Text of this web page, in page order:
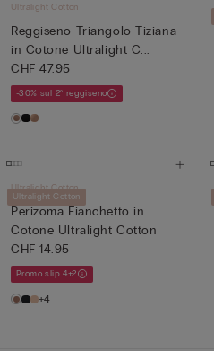
Ultralight Cotton
Reggiseno Triangolo Tiziana
in Cotone Ultralight C...
CHF 47.95
-30% sul 2° reggiseno
Ultralight Cotton
Ultralight Cotton
Perizoma Fianchetto in
Cotone Ultralight Cotton
CHF 14.95
Promo slip 4+2
+4